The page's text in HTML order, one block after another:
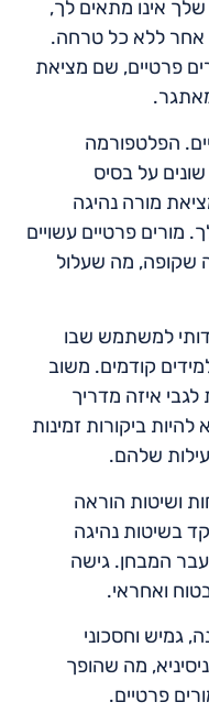
אינו מתאים לך,
אחר ללא כל טרחה.
פרטיים, שם מציאת
הפלטפורמה
על בסיס
מורה נהיגה
מורים פרטיים עשויים
שקופה, מה שעלול
למשתמש שבו
קודמים. משוב
איזה מדריך
ביקורות זמינות
שלהם.
ושיטות הוראה
בשיטות נהיגה
המבחן. גישה
ואחראי.
גמיש וחסכוני
מה שהופך
פרטיים.